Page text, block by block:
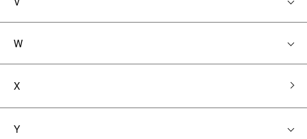
W
X
Y